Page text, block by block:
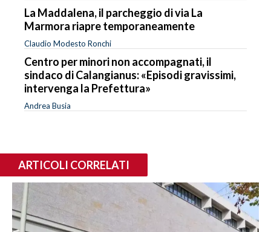
La Maddalena, il parcheggio di via La
Marmora riapre temporaneamente
Claudio Modesto Ronchi
Centro per minori non accompagnati, il
sindaco di Calangianus: «Episodi gravissimi,
intervenga la Prefettura»
Andrea Busia
ARTICOLI CORRELATI